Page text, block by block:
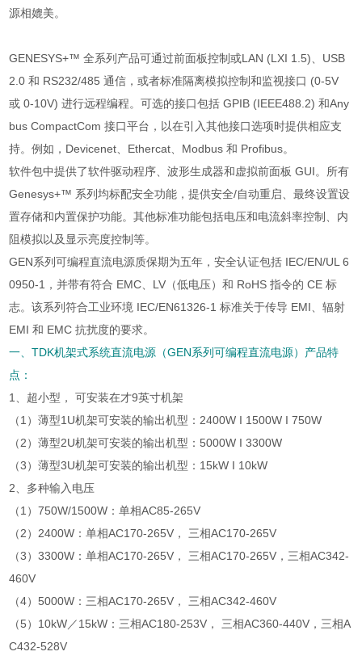
源相媲美。
GENESYS+™ 全系列产品可通过前面板控制或LAN (LXI 1.5)、USB
2.0 和 RS232/485 通信，或者标准隔离模拟控制和监视接口 (0-5V
或 0-10V) 进行远程编程。可选的接口包括 GPIB (IEEE488.2) 和Any
bus CompactCom 接口平台，以在引入其他接口选项时提供相应支
持。例如，Devicenet、Ethercat、Modbus 和 Profibus。
软件包中提供了软件驱动程序、波形生成器和虚拟前面板 GUI。所有
Genesys+™ 系列均标配安全功能，提供安全/自动重启、最终设置设
置存储和内置保护功能。其他标准功能包括电压和电流斜率控制、内
阻模拟以及显示亮度控制等。
GEN系列可编程直流电源质保期为五年，安全认证包括 IEC/EN/UL 6
0950-1，并带有符合 EMC、LV（低电压）和 RoHS 指令的 CE 标
志。该系列符合工业环境 IEC/EN61326-1 标准关于传导 EMI、辐射
EMI 和 EMC 抗扰度的要求。
一、TDK机架式系统直流电源（GEN系列可编程直流电源）产品特
点：
1、超小型， 可安装在才9英寸机架
（1）薄型1U机架可安装的输出机型：2400W I 1500W I 750W
（2）薄型2U机架可安装的输出机型：5000W I 3300W
（3）薄型3U机架可安装的输出机型：15kW I 10kW
2、多种输入电压
（1）750W/1500W：单相AC85-265V
（2）2400W：单相AC170-265V， 三相AC170-265V
（3）3300W：单相AC170-265V， 三相AC170-265V，三相AC342-
460V
（4）5000W：三相AC170-265V， 三相AC342-460V
（5）10kW／15kW：三相AC180-253V， 三相AC360-440V，三相A
C432-528V